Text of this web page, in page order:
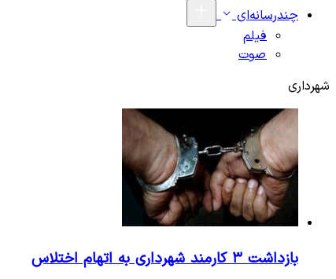
چندرسانه‌ای
فیلم
صوت
شهرداری
بازداشت ۳ کارمند شهرداری به اتهام اختلاس